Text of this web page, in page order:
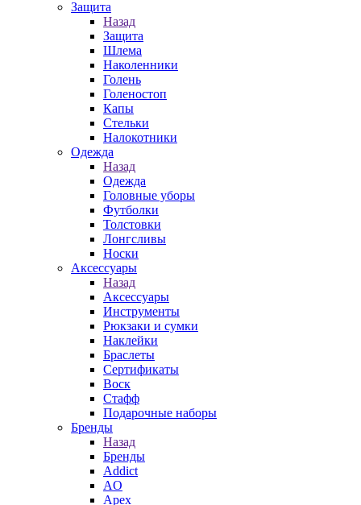
Защита
Назад
Защита
Шлема
Наколенники
Голень
Голеностоп
Капы
Стельки
Налокотники
Одежда
Назад
Одежда
Головные уборы
Футболки
Толстовки
Лонгсливы
Носки
Аксессуары
Назад
Аксессуары
Инструменты
Рюкзаки и сумки
Наклейки
Браслеты
Сертификаты
Воск
Стафф
Подарочные наборы
Бренды
Назад
Бренды
Addict
AO
Apex